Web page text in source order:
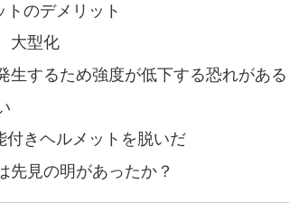
トのデメリット
大型化
生するため強度が低下する恐れがある
付きヘルメットを脱いだ
先見の明があったか？